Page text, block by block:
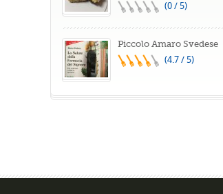
(0 / 5)
Piccolo Amaro Svedese
(4.7 / 5)